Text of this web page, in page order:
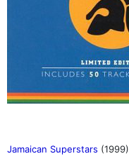
Jamaican Superstars (1999)